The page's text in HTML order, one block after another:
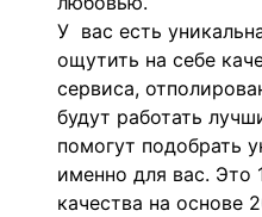
У вас есть
ощутить на себе
сервиса,
будут работать
помогут подобрать
именно для вас. Это
качества на основе